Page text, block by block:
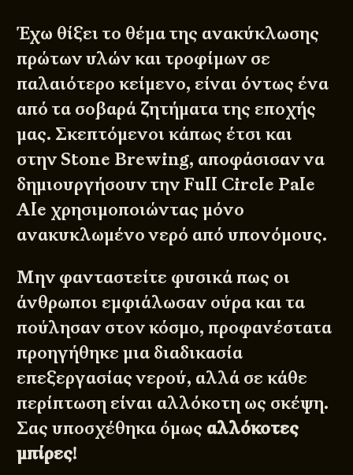
Έχω θίξει το θέμα της ανακύκλωσης
πρώτων υλών και τροφίμων σε
παλαιότεροκείμενο, είναι όντως ένα
από τα σοβαρά ζητήματα της εποχής
μας. Σκεπτόμενοι κάπως έτσι και
στην Stone Brewing, αποφάσισαν να
δημιουργήσουν την Full Circle Pale
Ale χρησιμοποιώντας μόνο
ανακυκλωμένο νερό από υπονόμους.
Μην φανταστείτε φυσικά πως οι
άνθρωποι εμφιάλωσαν ούρα και τα
πούλησαν στον κόσμο, προφανέστατα
προηγήθηκε μια διαδικασία
επεξεργασίας νερού, αλλά σε κάθε
περίπτωση είναι αλλόκοτη ως σκέψη.
Σας υποσχέθηκα όμως αλλόκοτες
μπίρες!